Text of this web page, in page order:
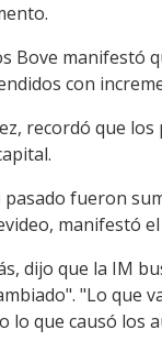
Bove manifestó
con
recordó que
pasado fueron
manifestó
dijo que la IM
"Lo que
lo que causó los